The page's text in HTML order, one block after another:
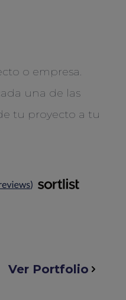
o empresa.
una de las
tu proyecto a tu
Ver Portfolio